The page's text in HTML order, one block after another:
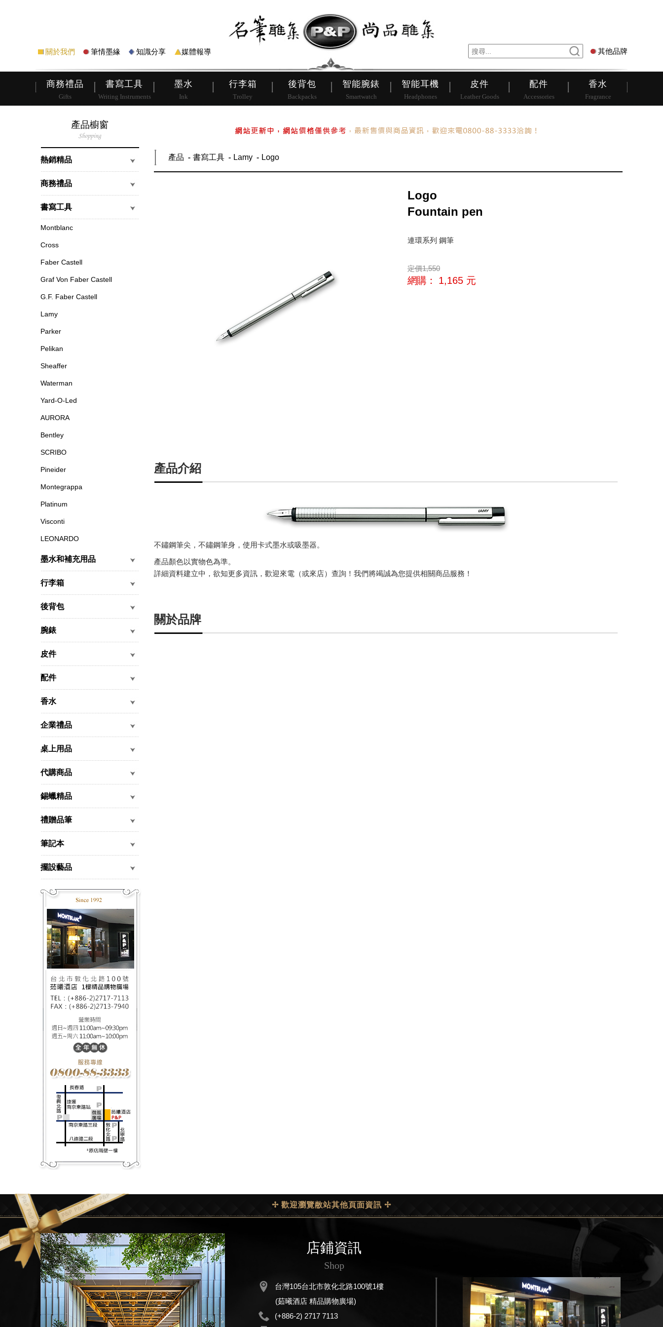
關於我們 筆情墨緣 知識分享 媒體報導 其他品牌
商務禮品
Gifts
書寫工具
Writing Instruments
墨水
Ink
行李箱
Trolley
後背包
Backpacks
智能腕錶
Smartwatch
智能耳機
Headphones
皮件
Leather Goods
配件
Accessories
香水
Fragrance
皮帶 行李箱 後背包
產品櫥窗
熱銷精品
商務禮品
書寫工具
Montblanc
Cross
Faber Castell
Graf Von Faber Castell
G.F. Faber Castell
Lamy
Parker
Pelikan
Sheaffer
Waterman
Yard-O-Led
AURORA
Bentley
SCRIBO
Pineider
Montegrappa
Platinum
Visconti
LEONARDO
墨水和補充用品
行李箱
後背包
腕錶
皮件
配件
香水
企業禮品
桌上用品
代購商品
錫蠟精品
禮贈品筆
筆記本
擺設藝品
產品 書寫工具 Lamy Logo
Logo
Fountain pen
連環系列 鋼筆
定價1,550
網購： 1,165 元
產品介紹
不鏽鋼筆尖，不鏽鋼筆身，使用卡式墨水或吸墨器。
產品顏色以實物色為準。
詳細資料建立中，欲知更多資訊，歡迎來電（或來店）查詢！我們將竭誠為您提供相關商品服務！
關於品牌
✢ 歡迎瀏覽敝站其他頁面資訊 ✢
店鋪資訊
Shop
台灣105台北市敦化北路100號1樓
(茹曦酒店 精品購物廣場)
(+886-2) 2717 7113